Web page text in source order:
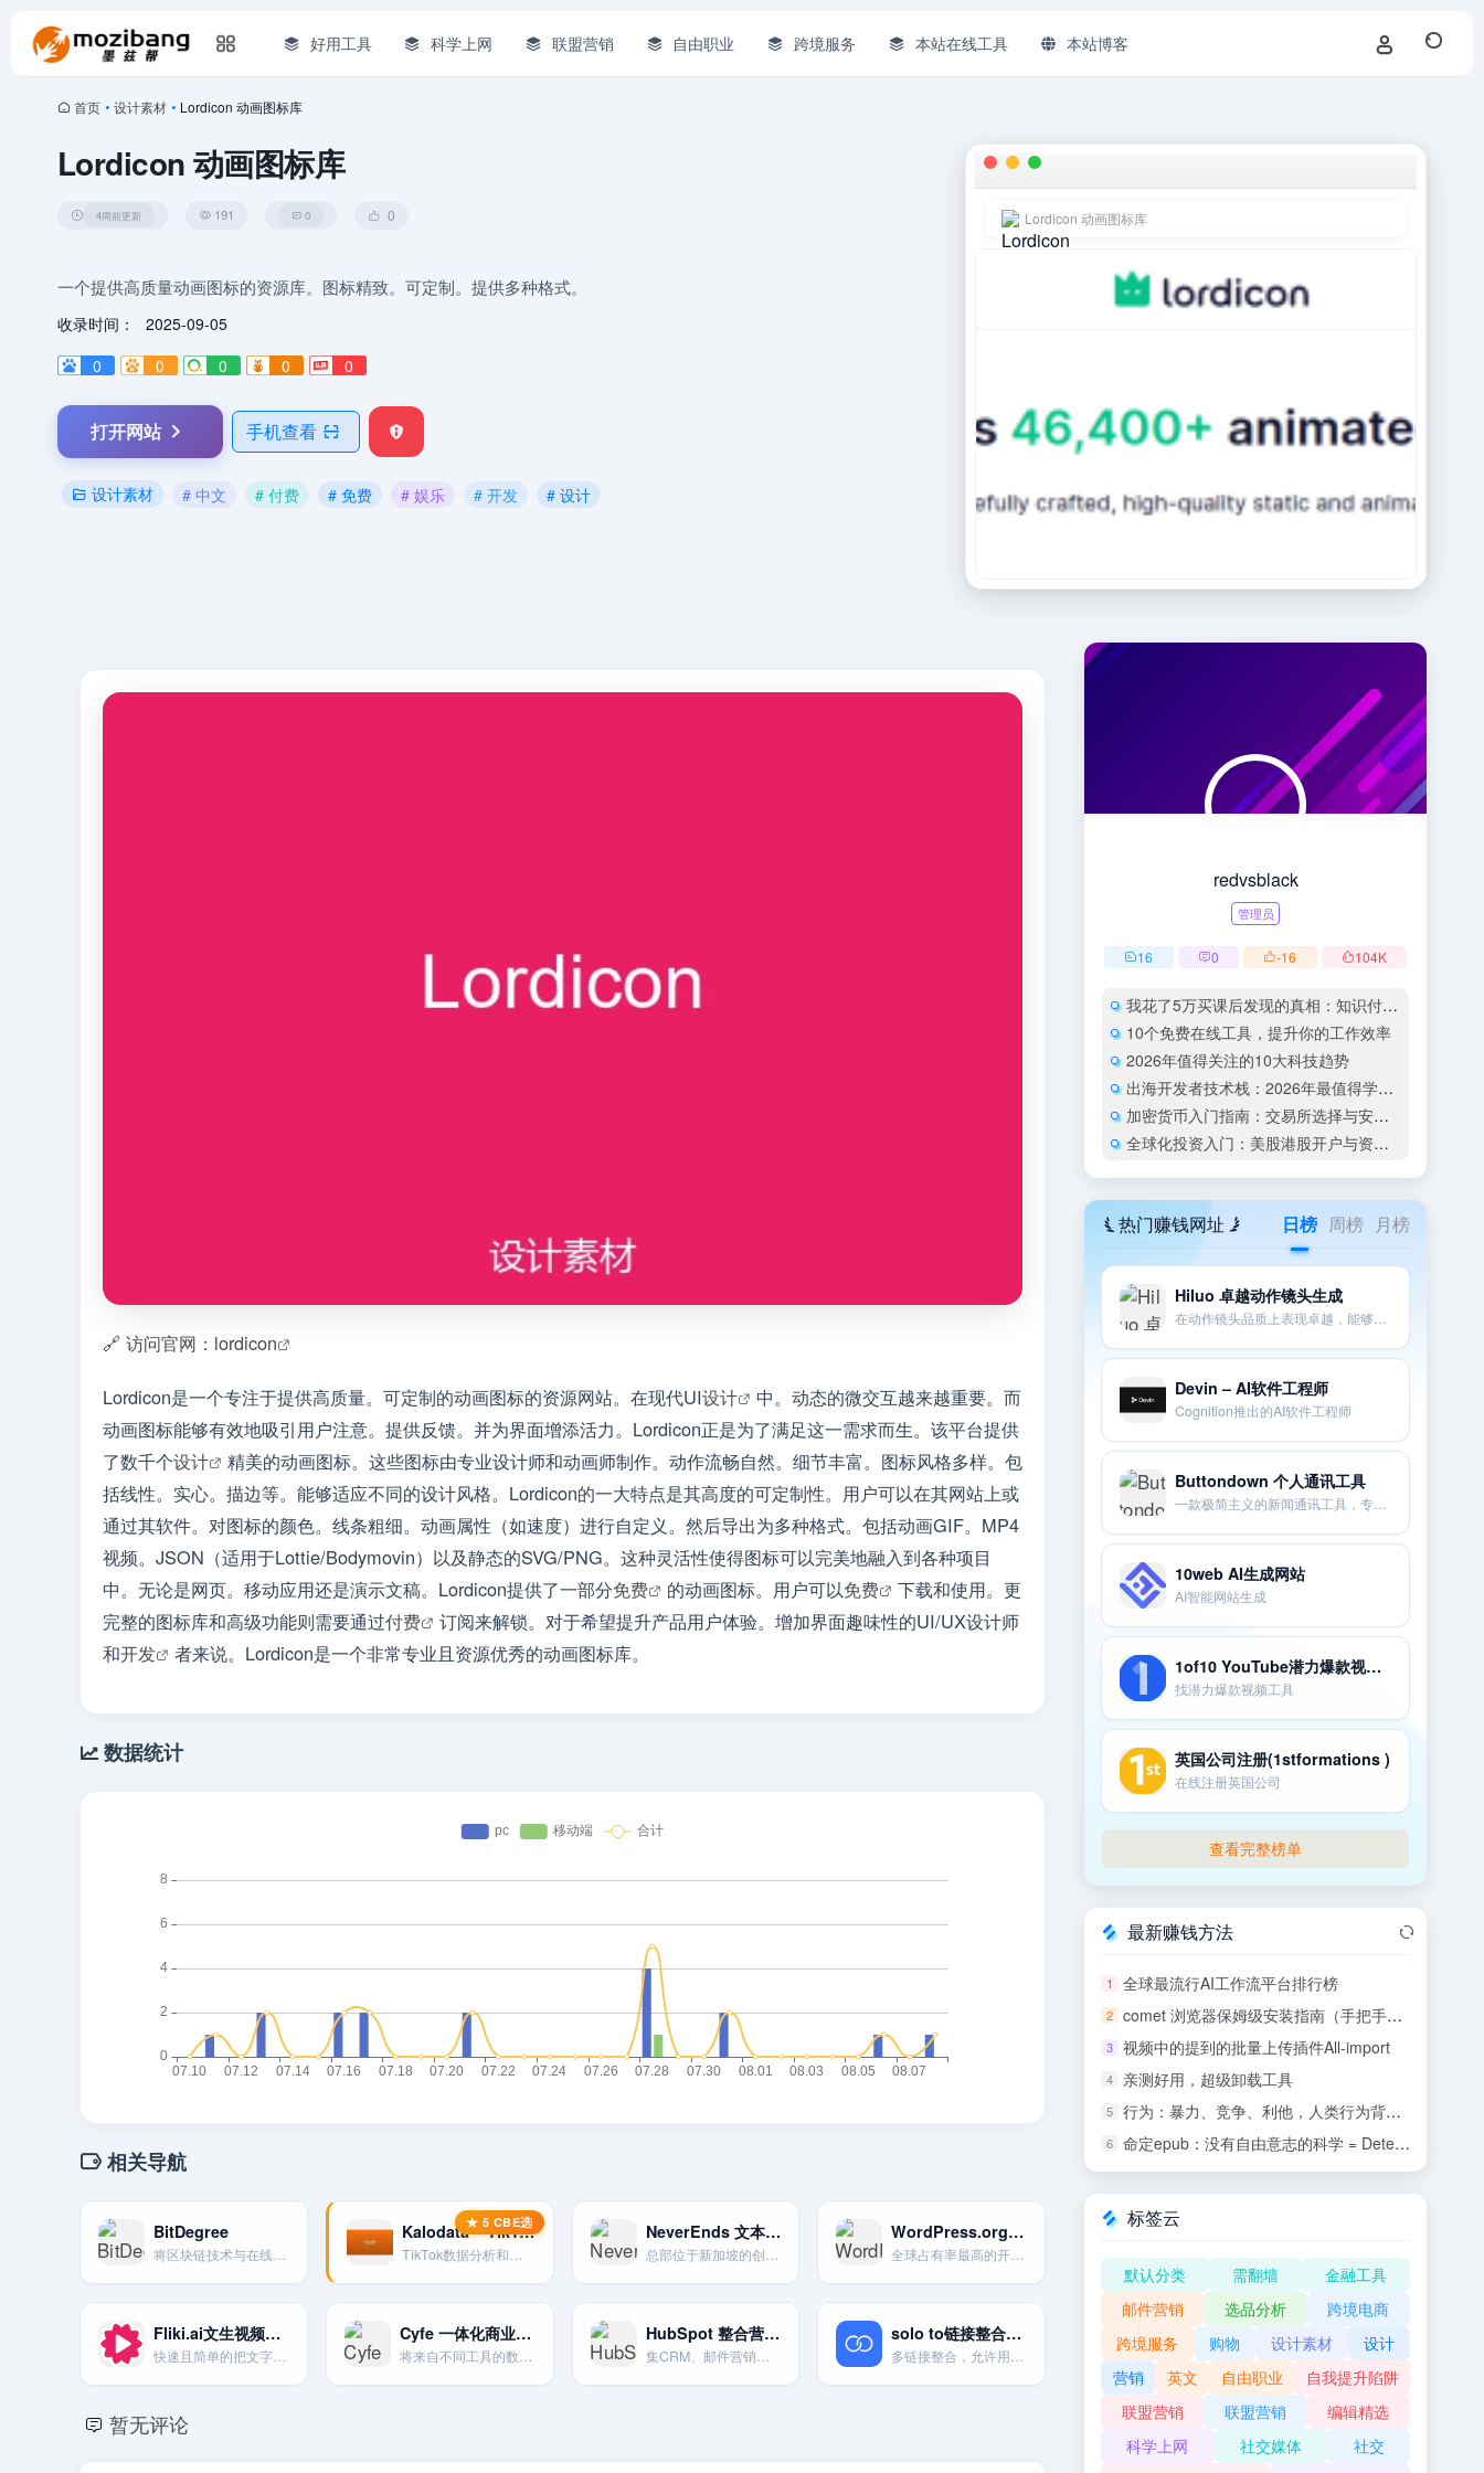
好用工具 科学上网 联盟营销 自由职业 跨境服务 本站在线工具 本站博客
首页 • 设计素材 • Lordicon 动画图标库
Lordicon 动画图标库
4周前更新 191 0 0
一个提供高质量动画图标的资源库。图标精致。可定制。提供多种格式。
收录时间：
2025-09-05
0
0 0 0 0
打开网站 手机查看
设计素材 # 中文 # 付费 # 免费 # 娱乐 # 开发 # 设计
Lordicon 动画图标库
🔗 访问官网：lordicon
Lordicon是一个专注于提供高质量。可定制的动画图标的资源网站。在现代UI设计
中。动态的微交互越来越重要。而
动画图标能够有效地吸引用户注意。提供反馈。并为界面增添活力。Lordicon正是为了满足这一需求而生。该平台提供
了数千个设计
精美的动画图标。这些图标由专业设计师和动画师制作。动作流畅自然。细节丰富。图标风格多样。包
括线性。实心。描边等。能够适应不同的设计风格。Lordicon的一大特点是其高度的可定制性。用户可以在其网站上或
通过其软件。对图标的颜色。线条粗细。动画属性（如速度）进行自定义。然后导出为多种格式。包括动画GIF。MP4
视频。JSON（适用于Lottie/Bodymovin）以及静态的SVG/PNG。这种灵活性使得图标可以完美地融入到各种项目
中。无论是网页。移动应用还是演示文稿。Lordicon提供了一部分免费 的动画图标。用户可以免费
下载和使用。更
完整的图标库和高级功能则需要通过付费
订阅来解锁。对于希望提升产品用户体验。增加界面趣味性的UI/UX设计师
和开发 者来说。Lordicon是一个非常专业且资源优秀的动画图标库。
数据统计
相关导航
BitDegree
将区块链技术与在线教育相结合，提供技术和数字技能课程。
Kalodata – TikTok数据分析
TikTok数据分析和选品工具
NeverEnds 文本转视频平台
总部位于新加坡的创新平台，将静态文本转换为动态视频内容。
WordPress.org-自建网站的无限可能
全球占有率最高的开源内容管理系统(CMS)。提供无与伦比的灵活性和控制权。
Fliki.ai文生视频工具
快速且简单的把文字照片生成视频
Cyfe 一体化商业仪表板
将来自不同工具的数据（包括Pinterest）聚合在一个仪表板上集中监控。
HubSpot 整合营销平台
集CRM、邮件营销、销售和客服于一体的强大平台，适合B2B企业。
solo to链接整合工具
多链接整合，允许用户创建一个集中的个人或品牌链接页面，这样就可以在社交媒体或其他地方共享一个单一链接，从而方便地引导流量到多个网站和社交网络。
暂无评论
redvsblack
管理员
16 0 -16 104K
我花了5万买课后发现的真相：知识付费是新一代”焦虑税”吗？
10个免费在线工具，提升你的工作效率
2026年值得关注的10大科技趋势
出海开发者技术栈：2026年最值得学的编程语言和框架
加密货币入门指南：交易所选择与安全存储
全球化投资入门：美股港股开户与资产配置指南
热门赚钱网址 日榜 周榜 月榜
Hiluo 卓越动作镜头生成
在动作镜头品质上表现卓越，能够很好地遵循提示和相机指示。
Devin – AI软件工程师
Cognition推出的AI软件工程师
Buttondown 个人通讯工具
一款极简主义的新闻通讯工具，专为个人创作者和技术爱好者设计。
10web AI生成网站
AI智能网站生成
1of10 YouTube潜力爆款视频发现器
找潜力爆款视频工具
英国公司注册(1stformations )
在线注册英国公司
查看完整榜单
最新赚钱方法
1 全球最流行AI工作流平台排行榜
2 comet 浏览器保姆级安装指南（手把手教你）
3 视频中的提到的批量上传插件All-import
4 亲测好用，超级卸载工具
5 行为：暴力、竞争、利他，人类行为背后的生物学 (罗伯特•萨波斯基) .epub
6 命定epub：没有自由意志的科学 = Determined: A Science of Life Without Free Will
标签云
默认分类 需翻墙
金融工具
邮件营销
选品分析
跨境电商
跨境服务
购物 设计素材
设计
营销
英文 自由职业
自我提升陷阱
联盟营销
联盟营销
编辑精选
科学上网
社交媒体
社交